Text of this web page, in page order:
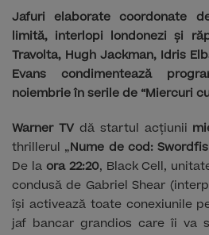
Jafuri elaborate coordonate
limită, interlopi londonezi și
Travolta, Hugh Jackman, Idris
Evans condimentează
noiembrie în serile de “Miercuri
Warner TV dă startul acțiunii
thrillerul „Nume de cod:
De la ora 22:20, Black Cell,
condusă de Gabriel Shear
își activează toate conexiunile
jaf bancar grandios care îi va